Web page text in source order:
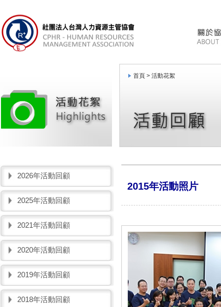
首頁 > 活動花絮
2026年活動回顧
2025年活動回顧
2021年活動回顧
2020年活動回顧
2019年活動回顧
2018年活動回顧
2015年活動照片